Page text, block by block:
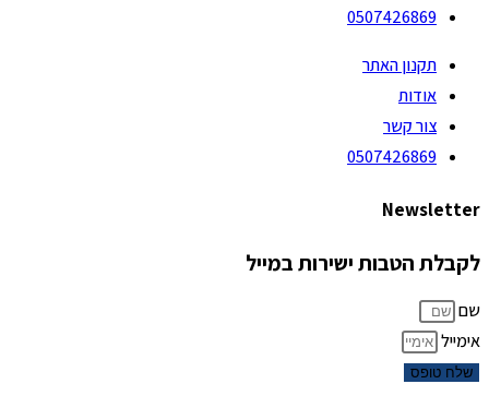
0507426869
תקנון האתר
אודות
צור קשר
0507426869
Newsletter
לקבלת הטבות ישירות במייל
שם
אימייל
שלח טופס